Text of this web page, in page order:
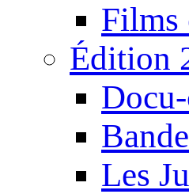
Films
Édition
Les